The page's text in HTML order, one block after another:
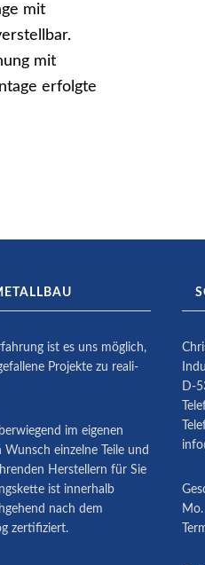
mit
mit
erfolgte
ist es uns möglich,
Projekte zu reali­
im eigenen
einzelne Teile und
Herstellern für Sie
ist innerhalb
nach dem
zertifiziert.
D-